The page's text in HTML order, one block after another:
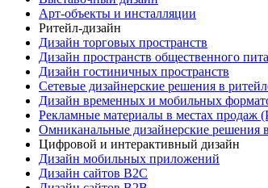
Арт-объекты и инсталляции
Ритейл-дизайн
Дизайн торговых пространств
Дизайн пространств общественного
Дизайн гостиничных пространств
Сетевые дизайнерские решения в
Дизайн временных и мобильных
Рекламные материалы в местах продаж
Омниканальные дизайнерские решения
Цифровой и интерактивный дизайн
Дизайн мобильных приложений
Дизайн сайтов B2C